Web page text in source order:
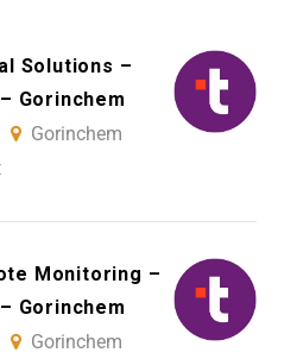
Solutions –
Gorinchem
Gorinchem
Monitoring –
Gorinchem
Gorinchem